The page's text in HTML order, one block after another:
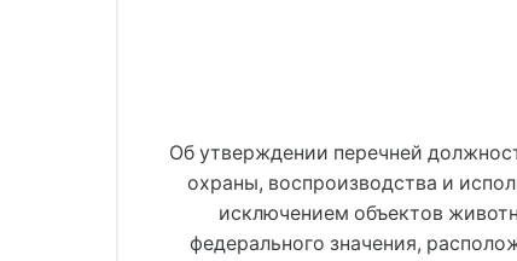
Об утверждении перечней
охраны, воспроизводства и
исключением объектов
федерального значения,